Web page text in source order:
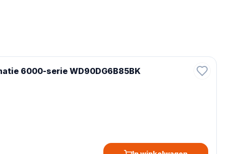
6000-serie WD90DG6B85BK